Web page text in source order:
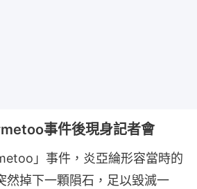
事件後現身記者會
」事件，炎亞綸形容當時的
然掉下一顆隕石，足以毀滅一